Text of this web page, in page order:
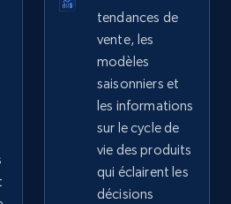
Product description,
Images, Variations, and
Commencer
collects products from
tendances de
vente, les
modèles
saisonniers et
les informations
sur le cycle de
vie des produits
qui éclairent les
décisions